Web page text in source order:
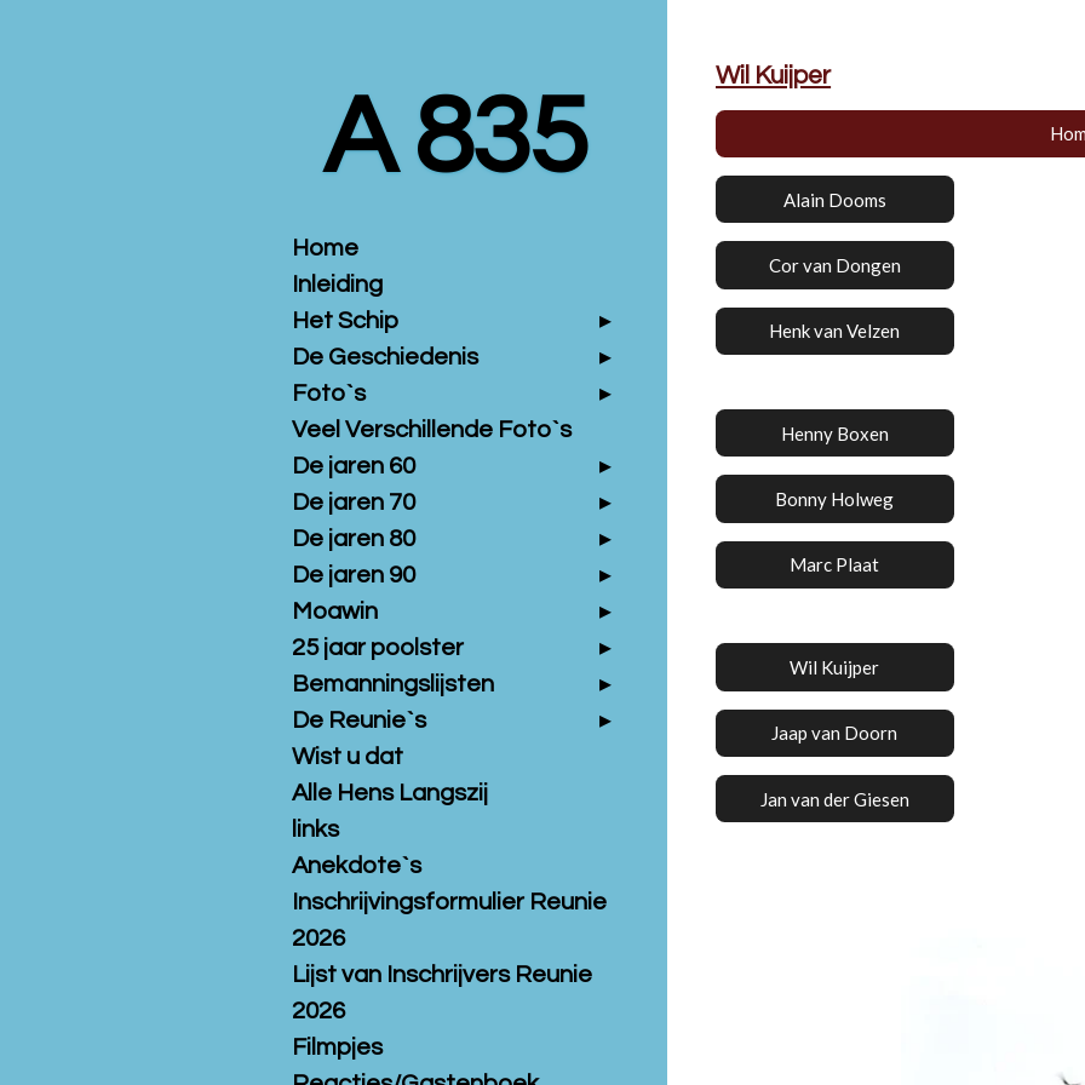
Wil Kuijper
Alain Dooms
Cor van Dongen
Henk van Velzen
Henny Boxen
Bonny Holweg
Marc Plaat
Wil Kuijper
Jaap van Doorn
Jan van der Giesen
A 835
Home
Inleiding
Het Schip
De Geschiedenis
Foto`s
Veel Verschillende Foto`s
De jaren 60
De jaren 70
De jaren 80
De jaren 90
Moawin
25 jaar poolster
Bemanningslijsten
De Reunie`s
Wist u dat
Alle Hens Langszij
links
Anekdote`s
Inschrijvingsformulier Reunie
2026
Lijst van Inschrijvers Reunie
2026
Filmpjes